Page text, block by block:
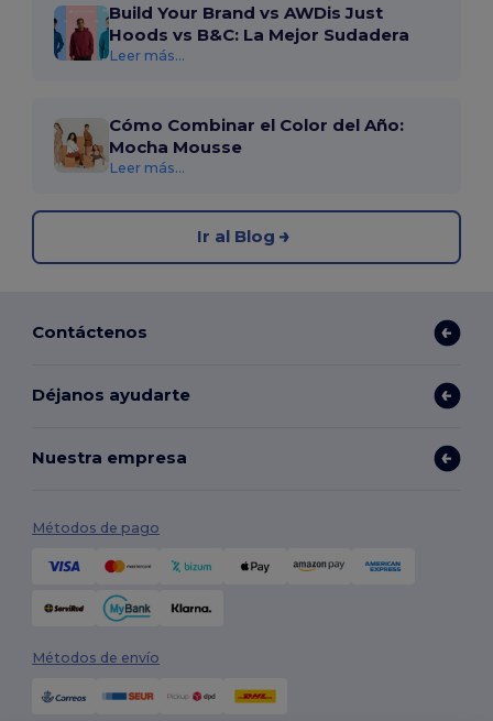
Build Your Brand vs AWDis Just
Hoods vs B&C: La Mejor Sudadera
Leer más...
Cómo Combinar el Color del Año:
Mocha Mousse
Leer más...
Ir al Blog
Contáctenos
Déjanos ayudarte
Nuestra empresa
Métodos de pago
Métodos de envío